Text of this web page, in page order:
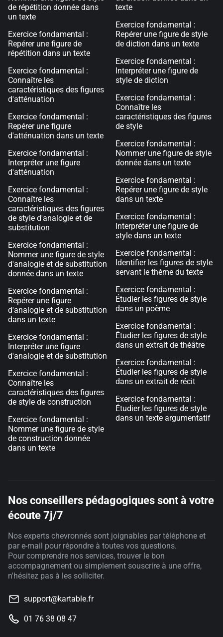
de répétition donnée dans
un texte
Exercice fondamental :
Repérer une figure de
répétition dans un texte
Exercice fondamental :
Connaître les
caractéristiques des figures
d'atténuation
Exercice fondamental :
Repérer une figure
d'atténuation dans un texte
Exercice fondamental :
Interpréter une figure
d'atténuation
Exercice fondamental :
Connaître les
caractéristiques des figures
de style d'analogie et de
substitution
Exercice fondamental :
Nommer une figure de style
d'analogie et de substitution
donnée dans un texte
Exercice fondamental :
Repérer une figure
d'analogie et de substitution
dans un texte
Exercice fondamental :
Interpréter une figure
d'analogie et de substitution
Exercice fondamental :
Connaître les
caractéristiques des figures
de style de construction
Exercice fondamental :
Nommer une figure de style
de construction donnée
dans un texte
texte
Exercice fondamental :
Repérer une figure de style
de diction dans un texte
Exercice fondamental :
Interpréter une figure de
style de diction
Exercice fondamental :
Connaître les
caractéristiques des figures
de style
Exercice fondamental :
Nommer une figure de style
donnée dans un texte
Exercice fondamental :
Repérer une figure de style
dans un texte
Exercice fondamental :
Interpréter une figure de
style dans un texte
Exercice fondamental :
Identifier les figures de style
servant le thème du texte
Exercice fondamental :
Étudier les figures de style
dans un poème
Exercice fondamental :
Étudier les figures de style
dans un extrait de théâtre
Exercice fondamental :
Étudier les figures de style
dans un extrait de récit
Exercice fondamental :
Étudier les figures de style
dans un texte argumentatif
Nos conseillers pédagogiques sont à votre
écoute 7j/7
Nos experts chevronnés sont joignables par téléphone et
par e-mail pour répondre à toutes vos questions.
Pour comprendre nos services, trouver le bon
accompagnement ou simplement souscrire à une offre,
n'hésitez pas à les solliciter.
support@kartable.fr
01 76 38 08 47